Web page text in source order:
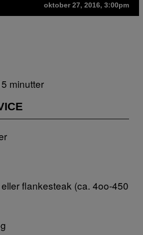
oktober 27, 2016, 3:00pm
minutter
flankesteak (ca. 4oo-450